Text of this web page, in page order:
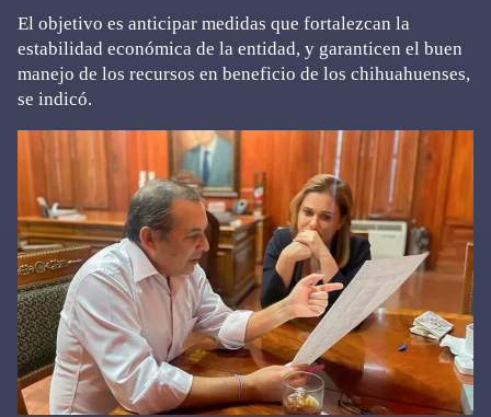
El objetivo es anticipar medidas que fortalezcan la
estabilidad económica de la entidad, y garanticen el buen
manejo de los recursos en beneficio de los chihuahuenses,
se indicó.